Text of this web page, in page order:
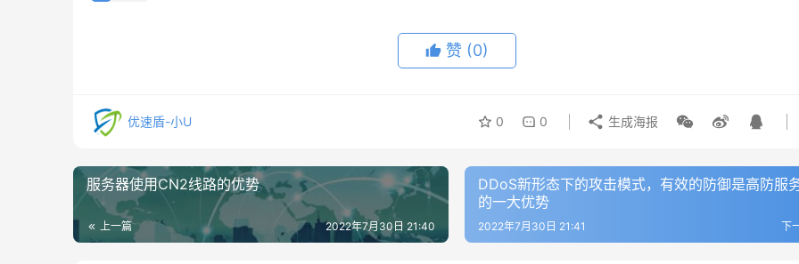
赞 (0)
优速盾-小U 0 0 生成海报
服务器使用CN2线路的优势
上一篇 2022年7月30日 21:40
DDoS新形态下的攻击模式，有效的防御是高防服
的一大优势
下
2022年7月30日 21:41